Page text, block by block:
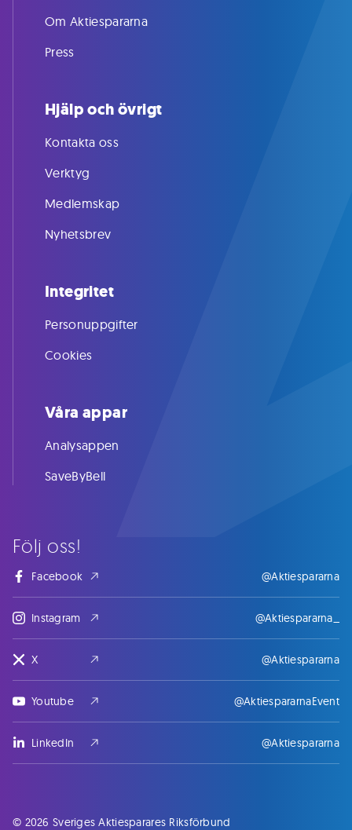
Följ oss!
Facebook @Aktiespararna
Instagram @Aktiespararna_
X @Aktiespararna
Youtube @AktiespararnaEvent
LinkedIn @Aktiespararna
Om Aktiespararna
Press
Hjälp och övrigt
Kontakta oss
Verktyg
Medlemskap
Nyhetsbrev
Integritet
Personuppgifter
Cookies
Våra appar
Analysappen
SaveByBell
© 2026 Sveriges Aktiesparares Riksförbund